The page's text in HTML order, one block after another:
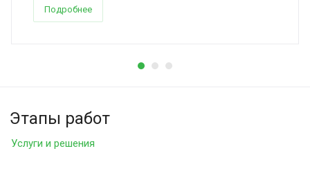
Подробнее
Услуги и решения
Этапы работ